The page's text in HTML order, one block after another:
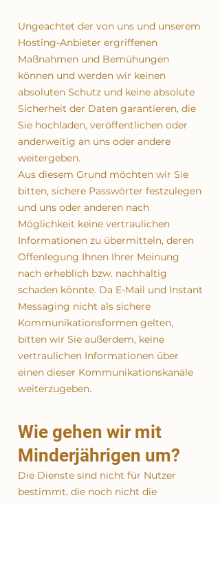
Ungeachtet der von uns und unserem
Hosting-Anbieter ergriffenen
Maßnahmen und Bemühungen
können und werden wir keinen
absoluten Schutz und keine absolute
Sicherheit der Daten garantieren, die
Sie hochladen, veröffentlichen oder
anderweitig an uns oder andere
weitergeben.
Aus diesem Grund möchten wir Sie
bitten, sichere Passwörter festzulegen
und uns oder anderen nach
Möglichkeit keine vertraulichen
Informationen zu übermitteln, deren
Offenlegung Ihnen Ihrer Meinung
nach erheblich bzw. nachhaltig
schaden könnte. Da E-Mail und Instant
Messaging nicht als sichere
Kommunikationsformen gelten,
bitten wir Sie außerdem, keine
vertraulichen Informationen über
einen dieser Kommunikationskanäle
weiterzugeben.
Wie gehen wir mit
Minderjährigen um?
Die Dienste sind nicht für Nutzer
bestimmt, die noch nicht die